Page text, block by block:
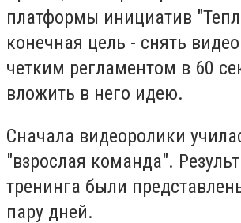
платформы инициатив
конечная цель - снять
четким регламентом в 60
вложить в него идею.
Сначала видеоролики
"взрослая команда".
тренинга были
пару дней.